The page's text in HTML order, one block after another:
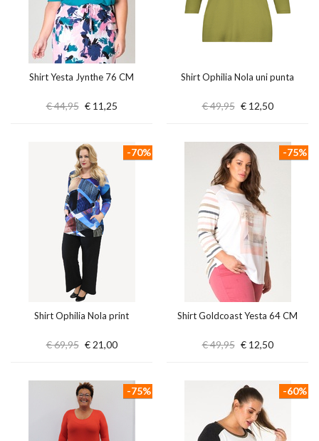
Shirt Yesta Jynthe 76 CM
€ 44,95 € 11,25
Shirt Ophilia Nola uni punta
€ 49,95 € 12,50
Shirt Ophilia Nola print
€ 69,95 € 21,00
-70%
Shirt Goldcoast Yesta 64 CM
€ 49,95 € 12,50
-75%
-75% -60%